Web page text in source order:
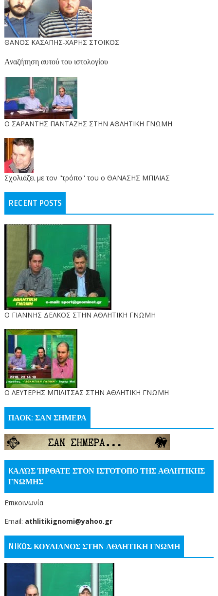
ΘΑΝΟΣ ΚΑΣΑΠΗΣ-ΧΑΡΗΣ ΣΤΟΙΚΟΣ
Αναζήτηση αυτού του ιστολογίου
O ΣΑΡΑΝΤΗΣ ΠΑΝΤΑΖΗΣ ΣΤΗΝ ΑΘΛΗΤΙΚΗ ΓΝΩΜΗ
Σχολιάζει με τον ''τρόπο'' του ο ΘΑΝΑΣΗΣ ΜΠΙΛΙΑΣ
RECENT POSTS
Ο ΓΙΑΝΝΗΣ ΔΕΛΚΟΣ ΣΤΗΝ ΑΘΛΗΤΙΚΗ ΓΝΩΜΗ
O ΛΕΥΤΕΡΗΣ ΜΠΙΛΙΤΣΑΣ ΣΤΗΝ ΑΘΛΗΤΙΚΗ ΓΝΩΜΗ
ΠΑΟΚ: ΣΑΝ ΣΗΜΕΡΑ
KΑΛΏΣ ΉΡΘΑΤΕ ΣΤΟΝ ΙΣΤΌΤΟΠΟ ΤΗΣ ΑΘΛΗΤΙΚΗΣ
ΓΝΩΜΗΣ
Επικοινωνία
Email: athlitikignomi@yahoo.gr
NIKOΣ ΚΟΥΛΙΑΝΟΣ ΣΤΗΝ ΑΘΛΗΤΙΚΗ ΓΝΩΜΗ